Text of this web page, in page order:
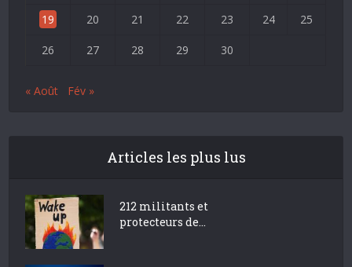
19 20 21 22 23 24 25
26 27 28 29 30
« Août Fév »
Articles les plus lus
212 militants et
protecteurs de...